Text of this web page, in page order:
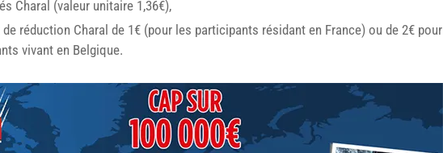
Charal (valeur unitaire 1,36€),
de réduction Charal de 1€ (pour les participants résidant en France) ou de 2€ pour
vivant en Belgique.